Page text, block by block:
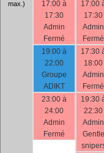
max.)
17:00 à
17:30
Admin
Fermé
19:00 à
22:00
Groupe
ADIKT
23:00 à
24:00
Admin
Fermé
17:00
17:30
Admin
Fermé
17:30
18:00
Admin
Fermé
19:30
22:30
Admin
Gentle